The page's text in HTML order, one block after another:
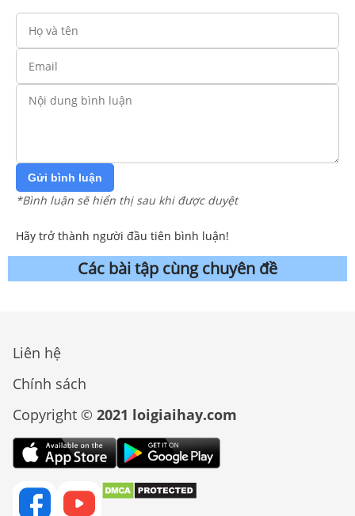
Gửi bình luận
*Bình luận sẽ hiển thị sau khi được duyệt
Hãy trở thành người đầu tiên bình luận!
Các bài tập cùng chuyên đề
Liên hệ
Chính sách
Copyright © 2021 loigiaihay.com